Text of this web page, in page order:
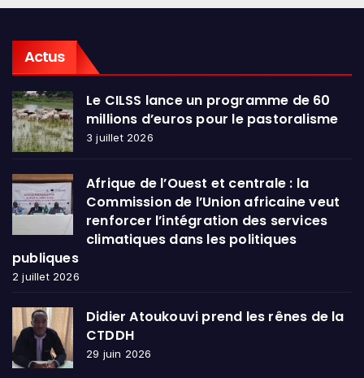
Actus
Le CILSS lance un programme de 60
millions d’euros pour le pastoralisme
3 juillet 2026
Afrique de l’Ouest et centrale : la
Commission de l’Union africaine veut
renforcer l’intégration des services
climatiques dans les politiques
publiques
2 juillet 2026
Didier Atoukouvi prend les rênes de la
CTDDH
29 juin 2026